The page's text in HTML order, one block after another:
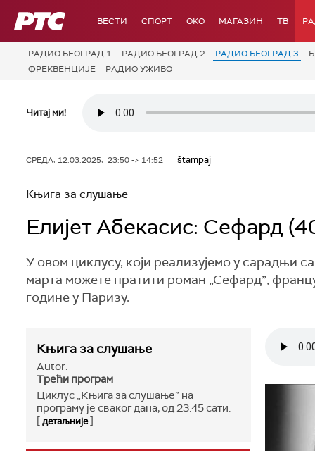
РТС ВЕСТИ СПОРТ OKO МАГАЗИН ТВ
РАДИО БЕОГРАД 1 РАДИО БЕОГРАД 2 РАДИО БЕОГРАД 3
ФРЕКВЕНЦИЈЕ
РАДИО УЖИВО
Читај ми!
СРЕДА, 12.03.2025, 23:50 -> 14:52 štampaj
Књига за слушање
Елијет Абекасис: Сефард
У овом циклусу, који реализујемо у сарадњи
марта можете пратити роман „Сефард”,
године у Паризу.
Књига за слушање
Autor:
Трећи програм
Циклус „Књига за слушање” на
програму је сваког дана, од 23.45 сати.
[детаљније]